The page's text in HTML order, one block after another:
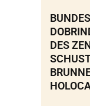
DES